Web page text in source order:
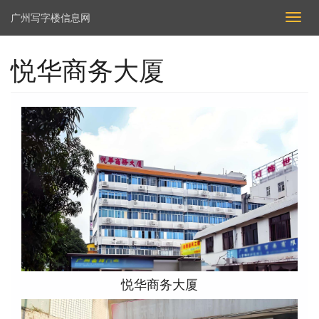
切
换
广州写字楼信息网
悦华商务大厦
悦华商务大厦